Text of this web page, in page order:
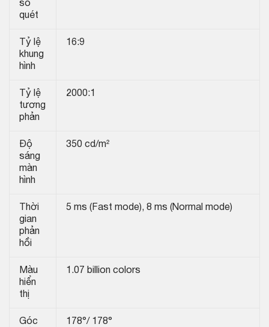
số
quét
Tỷ lệ
khung
hình
16:9
Tỷ lệ
tương
phản
2000:1
Độ
sáng
màn
hình
350 cd/m²
Thời
gian
phản
hồi
5 ms (Fast mode), 8 ms (Normal mode)
Màu
hiển
thị
1.07 billion colors
Góc
178°/ 178°